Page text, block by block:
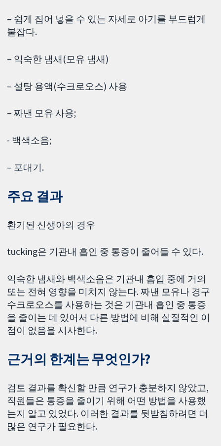
– 쉽게 집어 넣을 수 있는 자세로 아기를 부드럽게
붙잡다.
– 익숙한 냄새(모유 냄새)
– 설탕 용액(수크로오스) 사용
– 짜낸 모유 사용;
- 백색소음;
– 포대기.
주요 결과
환기된 신생아의 경우
tucking은 기관내 흡인 중 통증이 줄어들 수 있다.
익숙한 냄새와 백색소음은 기관내 흡입 중에 거의
또는 전혀 영향을 미치지 않는다. 짜낸 모유나 경구
수크로오스를 사용하는 것은 기관내 흡인 중 통증
을 줄이는 데 있어서 다른 방법에 비해 실질적인 이
점이 없음을 시사한다.
근거의 한계는 무엇인가?
검토 결과를 확신할 만큼 연구가 충분하지 않았고,
직원들은 통증을 줄이기 위해 어떤 방법을 사용했
는지 알고 있었다. 이러한 결과를 뒷받침하려면 더
많은 연구가 필요한다.